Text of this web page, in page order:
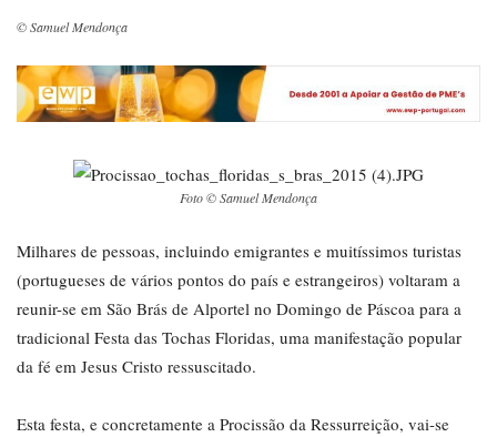
© Samuel Mendonça
Foto © Samuel Mendonça
Milhares de pessoas, incluindo emigrantes e muitíssimos turistas
(portugueses de vários pontos do país e estrangeiros) voltaram a
reunir-se em São Brás de Alportel no Domingo de Páscoa para a
tradicional Festa das Tochas Floridas, uma manifestação popular
da fé em Jesus Cristo ressuscitado.
Esta festa, e concretamente a Procissão da Ressurreição, vai-se